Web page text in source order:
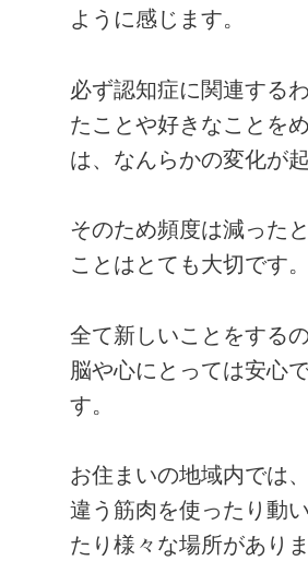
ように感じます。
必ず認知症に関連する
たことや好きなことを
は、なんらかの変化が
そのため頻度は減った
ことはとても大切です。
全て新しいことをする
脳や心にとっては安心
す。
お住まいの地域内では
違う筋肉を使ったり動
たり様々な場所があり